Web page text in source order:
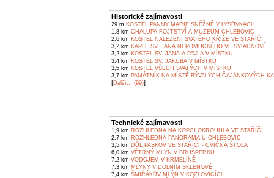
Historické zajímavosti
29 m KOSTEL PANNY MARIE SNĚŽNÉ V LYSŮVKÁCH
1,8 km CHALUPA FOJTSTVÍ A MUZEUM CHLEBOVIC
2,6 km KOSTEL NALEZENÍ SVATÉHO KŘÍŽE VE STAŘÍČI
3,2 km KAPLE SV. JANA NEPOMUCKÉHO VE SVIADNOVĚ
3,2 km KOSTEL SV. JANA A PAVLA V MÍSTKU
3,4 km KOSTEL SV. JAKUBA V MÍSTKU
3,5 km KOSTEL VŠECH SVATÝCH V MÍSTKU
3,7 km PAMÁTNÍK NA MÍSTĚ BÝVALÝCH ČAJÁNKOVÝCH
[Další... (99)]
Technické zajímavosti
1,9 km ROZHLEDNA NA KOPCI OKROUHLÁ VE STAŘÍČI
2,7 km ROZHLEDNA PANORAMA U CHLEBOVIC
3,5 km DŮL PASKOV VE STAŘÍČI - CVIČNÁ ŠTOLA
6,0 km VĚTRNÝ MLÝN V BRUŠPERKU
7,2 km VODOJEM V KRMELÍNĚ
7,3 km MLÝNY V DOLNÍM SKLENOVĚ
7,4 km ŠMIŘÁKŮV MLÝN V KOZLOVICÍCH